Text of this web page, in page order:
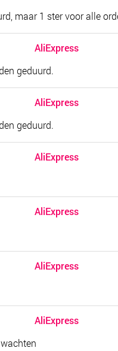
maar 1 ster voor alle
AliExpress
geduurd.
AliExpress
geduurd.
AliExpress
AliExpress
AliExpress
AliExpress